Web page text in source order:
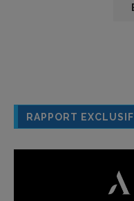
RAPPORT EXCLUSIF